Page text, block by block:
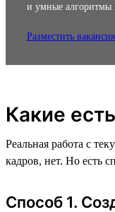
и умные алгоритмы
Разместить
Какие
Реальная работа с
кадров, нет. Но есть
Способ 1.